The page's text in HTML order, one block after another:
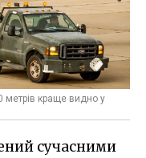
метрів краще видно у
сучасними